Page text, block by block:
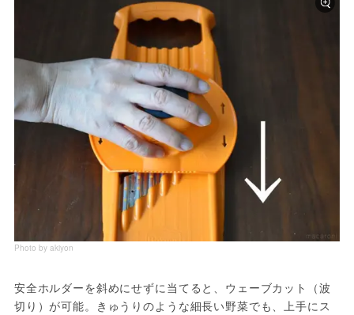
Photo by akiyon
安全ホルダーを斜めにせずに当てると、ウェーブカット（波
切り）が可能。きゅうりのような細長い野菜でも、上手にス